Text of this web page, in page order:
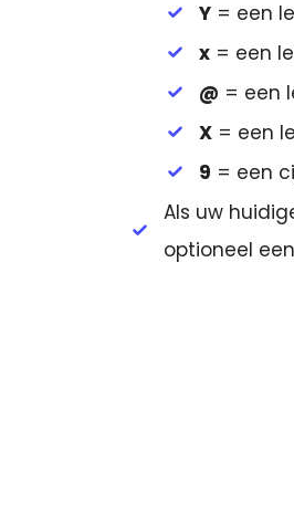
Y = een
x = een
@ = een
X = een
9 = een
Als uw
optioneel een